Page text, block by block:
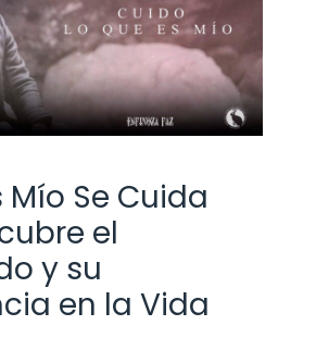
Mío Se Cuida
el
y su
en la Vida